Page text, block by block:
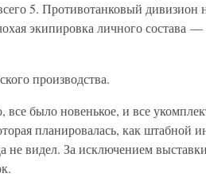
5. Противотанковый дивизион
экипировка личного состава —
производства.
было новенькое, и все
планировалась, как штабной
не видел. За исключением